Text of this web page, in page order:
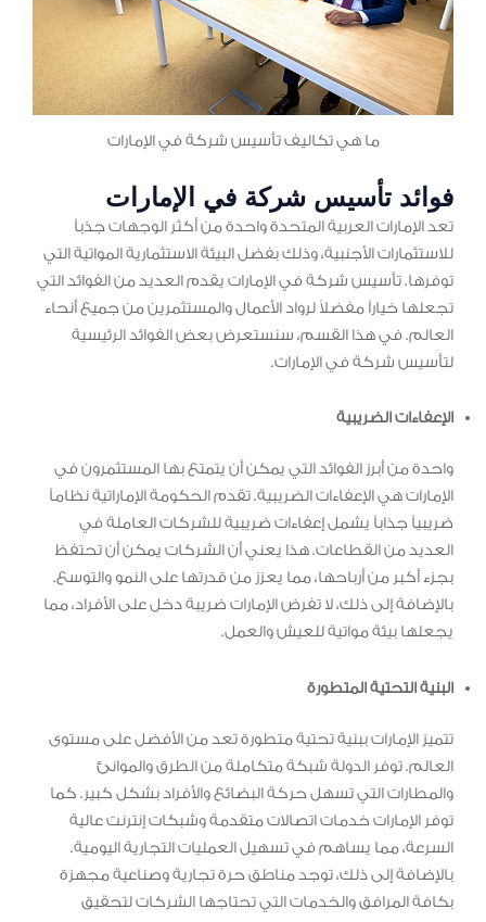
ما هي تكاليف تأسيس شركة في الإمارات
فوائد تأسيس شركة في الإمارات
تعد الإمارات العربية المتحدة واحدة من أكثر الوجهات جذباً
للاستثمارات الأجنبية، وذلك بفضل البيئة الاستثمارية المواتية التي
توفرها. تأسيس شركة في الإمارات يقدم العديد من الفوائد التي
تجعلها خياراً مفضلاً لرواد الأعمال والمستثمرين من جميع أنحاء
العالم. في هذا القسم، سنستعرض بعض الفوائد الرئيسية
لتأسيس شركة في الإمارات.
الإعفاءات الضريبية
واحدة من أبرز الفوائد التي يمكن أن يتمتع بها المستثمرون في
الإمارات هي الإعفاءات الضريبية. تقدم الحكومة الإماراتية نظاماً
ضريبياً جذاباً يشمل إعفاءات ضريبية للشركات العاملة في
العديد من القطاعات. هذا يعني أن الشركات يمكن أن تحتفظ
بجزء أكبر من أرباحها، مما يعزز من قدرتها على النمو والتوسع.
بالإضافة إلى ذلك، لا تفرض الإمارات ضريبة دخل على الأفراد، مما
يجعلها بيئة مواتية للعيش والعمل.
البنية التحتية المتطورة
تتميز الإمارات ببنية تحتية متطورة تعد من الأفضل على مستوى
العالم. توفر الدولة شبكة متكاملة من الطرق والموانئ
والمطارات التي تسهل حركة البضائع والأفراد بشكل كبير. كما
توفر الإمارات خدمات اتصالات متقدمة وشبكات إنترنت عالية
السرعة، مما يساهم في تسهيل العمليات التجارية اليومية.
بالإضافة إلى ذلك، توجد مناطق حرة تجارية وصناعية مجهزة
بكافة المرافق والخدمات التي تحتاجها الشركات لتحقيق